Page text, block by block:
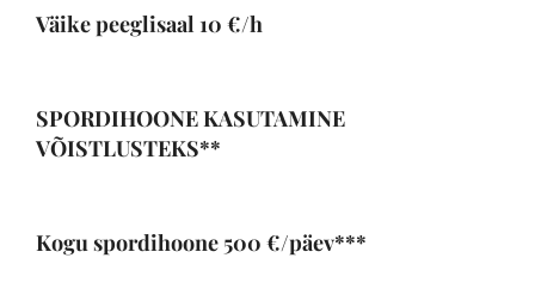
Väike peeglisaal 10 €/h
SPORDIHOONE KASUTAMINE
VÕISTLUSTEKS**
Kogu spordihoone 500 €/päev***